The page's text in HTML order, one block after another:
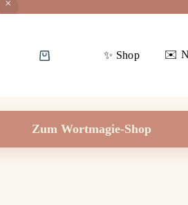
Warenkorb ✨️ Shop ✉️
Zum Wortmagie-Shop